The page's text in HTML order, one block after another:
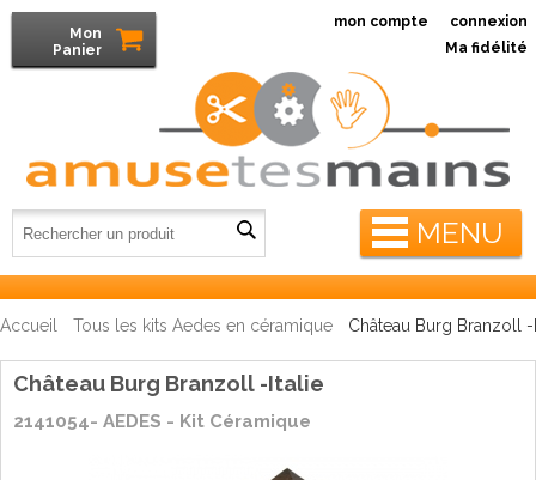
MENU
mon compte connexion
Mon
Panier
Ma fidélité
Accueil Tous les kits Aedes en céramique Château Burg Branzoll -
Château Burg Branzoll -Italie
2141054- AEDES - Kit Céramique